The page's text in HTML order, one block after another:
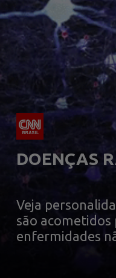
DOENÇAS
Veja
são acometidos
enfermidades